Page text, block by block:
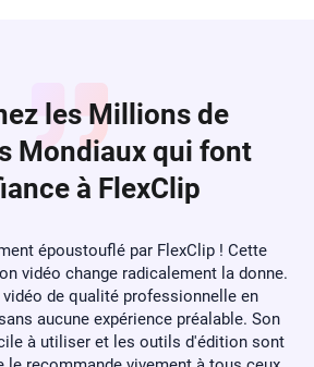
les Millions de
Mondiaux qui font
à FlexClip
voulez améliorer vos vidéos, FlexClip est
pour vous. Le logiciel FlexClip
outils utiles pour l'édition vidéo. Les
plu car ils sont idéaux pour créer des
de vidéos en quelques secondes